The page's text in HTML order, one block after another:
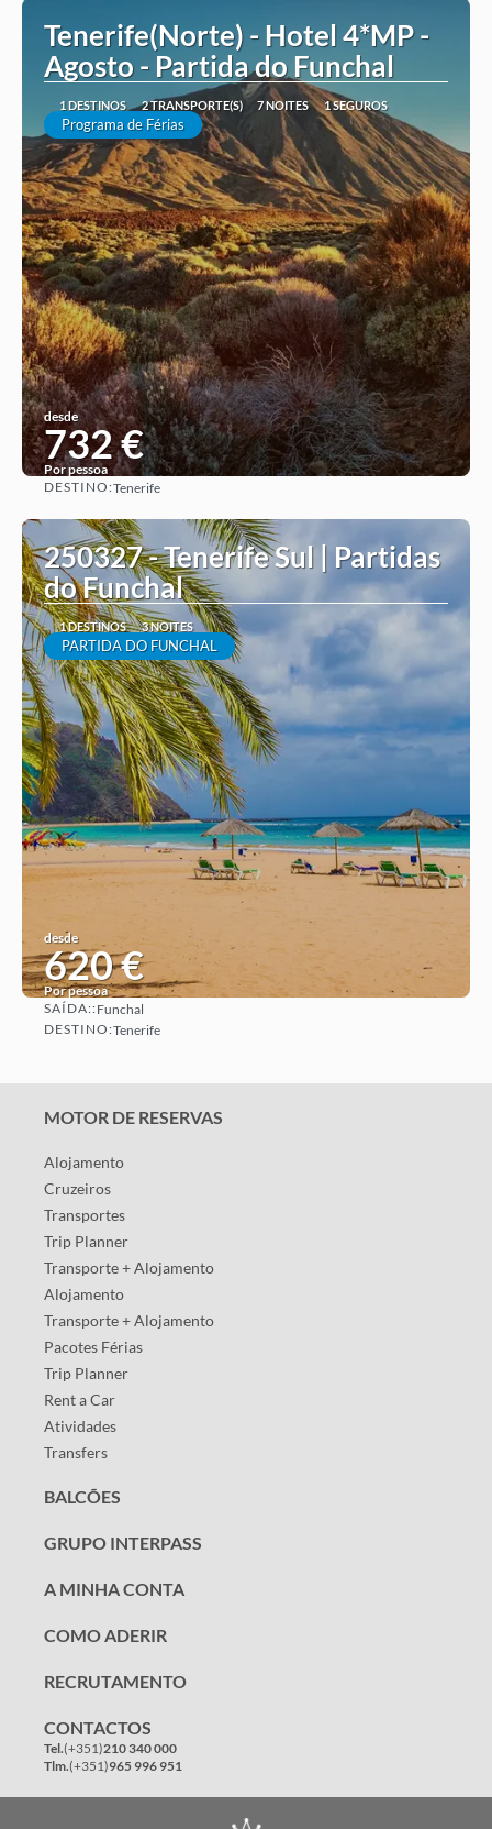
Tenerife(Norte) - Hotel 4*MP -
Agosto - Partida do Funchal
1 DESTINOS 2 TRANSPORTE(S) 7 NOITES 1 SEGUROS
Programa de Férias
desde
732 €
Por pessoa
DESTINO:Tenerife
250327 - Tenerife Sul | Partidas
do Funchal
1 DESTINOS 3 NOITES
PARTIDA DO FUNCHAL
desde
620 €
Por pessoa
SAÍDA::Funchal
DESTINO:Tenerife
MOTOR DE RESERVAS
Alojamento
Cruzeiros
Transportes
Trip Planner
Transporte + Alojamento
Alojamento
Transporte + Alojamento
Pacotes Férias
Trip Planner
Rent a Car
Atividades
Transfers
BALCÕES
GRUPO INTERPASS
A MINHA CONTA
COMO ADERIR
RECRUTAMENTO
CONTACTOS
Tel.(+351)210 340 000
Tlm.(+351)965 996 951